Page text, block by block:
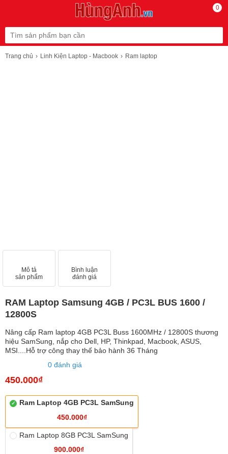
0
Trang chủ Linh Kiện Laptop - Macbook Ram laptop
Mô tả
sản phẩm
Bình luận
đánh giá
RAM Laptop Samsung 4GB / PC3L BUS 1600 /
12800S
Nâng cấp Ram laptop 4GB PC3L Buss 1600MHz / 12800S thương
hiệu SamSung, nắp cho Dell, HP, Thinkpad, Macbook, ASUS,
MSI....Hỗ trợ công thay thế bảo hành 36 Tháng
0 đánh giá
450.000₫
Ram Laptop 4GB PC3L SamSung
450.000₫
Ram Laptop 8GB PC3L SamSung
900.000₫